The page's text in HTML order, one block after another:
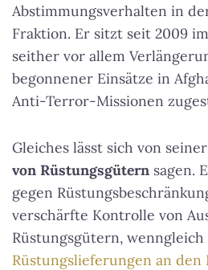
Abstimmungsverhalten in
Fraktion. Er sitzt seit 2009
seither vor allem
begonnener Einsätze in
Anti-Terror-Missionen
Gleiches lässt sich von
von Rüstungsgütern sagen.
gegen
verschärfte Kontrolle von
Rüstungsgütern,
Rüstungslieferungen an den